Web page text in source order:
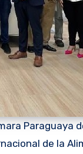
Paraguaya
de la